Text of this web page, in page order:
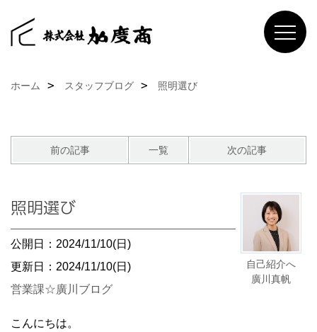
ホーム スタッフブログ 照明選び
前の記事 一覧 次の記事
自己紹介へ
廣川真帆
照明選び
公開日：2024/11/10(日)
更新日：2024/11/10(日)
営業課☆廣川ブログ
こんにちは。